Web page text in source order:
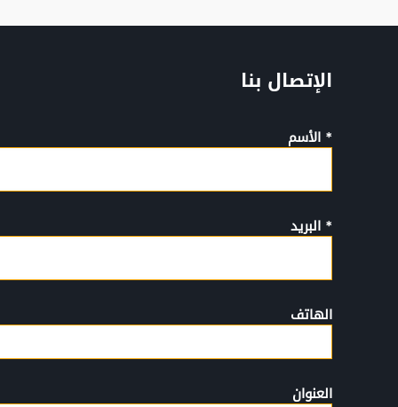
الإتصال بنا
* الأسم
* البريد
الهاتف
العنوان